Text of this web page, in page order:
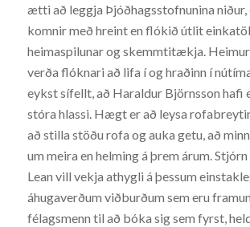
ætti að leggja Þjóðhagsstofnunina niður,
komnir með hreint en flókið útlit
heimaspilunar og skemmtitækja.
verða flóknari að lifa í og hraðinn í
eykst sífellt, að Haraldur Björnsson hafi
stóra hlassi. Hægt er að leysa
að stilla stöðu rofa og auka getu, að
um meira en helming á þrem árum.
Lean vill vekja athygli á þessum
áhugaverðum viðburðum sem eru
félagsmenn til að bóka sig sem fyrst,